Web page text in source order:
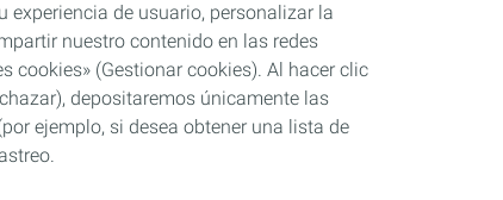
de usuario, personalizar la
nuestro contenido en las redes
cookies» (Gestionar cookies). Al hacer clic
depositaremos únicamente las
ejemplo, si desea obtener una lista de